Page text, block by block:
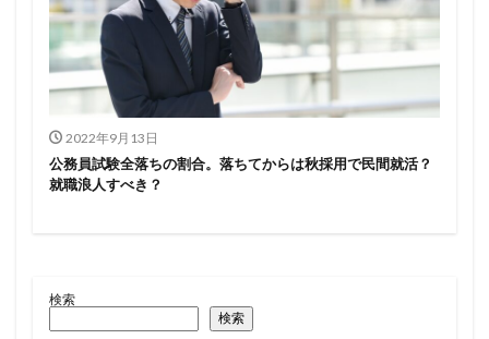
2022年9月13日
公務員試験全落ちの割合。落ちてからは秋採用で民間就活？
就職浪人すべき？
検索
検索